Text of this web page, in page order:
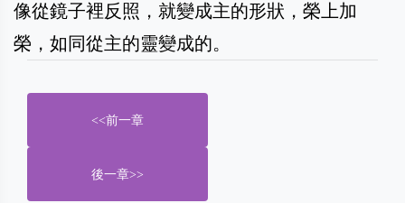
像從鏡子裡反照，就變成主的形狀，榮上加
榮，如同從主的靈變成的。
<<前一章
後一章>>